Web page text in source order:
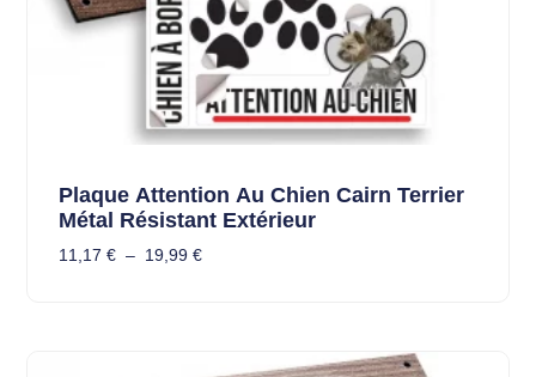
Plaque Attention Au Chien Cairn Terrier
Métal Résistant Extérieur
11,17 € – 19,99 €